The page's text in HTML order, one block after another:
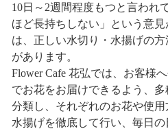
10日～2週間程度もつと言われ
ほど長持ちしない」という意
は、正しい水切り・水揚げの
があります。
Flower Cafe 花弘では、お客様
でお花をお届けできるよう、
分類し、それぞれのお花や使用
水揚げを徹底して行い、毎日